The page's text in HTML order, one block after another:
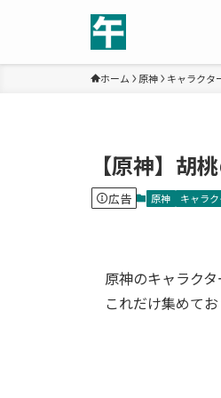
ホーム 原神 キャラクタ
【原神】胡
広告 原神 キャラ
原神のキャラク
これだけ集めて